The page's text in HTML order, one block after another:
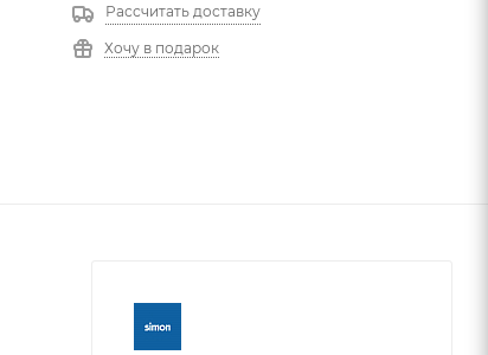
Рассчитать доставку
Хочу в подарок